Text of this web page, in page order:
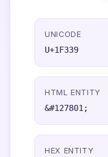
UNICODE
U+1F339
HTML ENTITY
&#127801;
HEX ENTITY